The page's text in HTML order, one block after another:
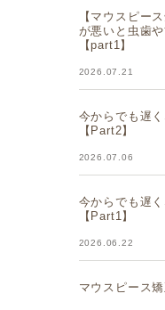
【マウスピー
が悪いと虫歯
【part1】
2026.07.21
今からでも遅
【Part2】
2026.07.06
今からでも遅
【Part1】
2026.06.22
マウスピース